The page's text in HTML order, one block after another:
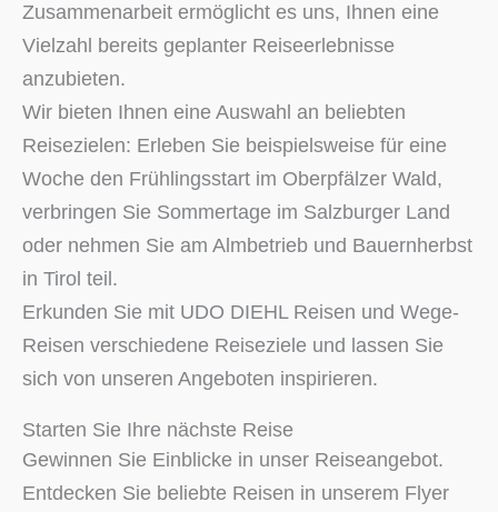
Zusammenarbeit ermöglicht es uns, Ihnen eine
Vielzahl bereits geplanter Reiseerlebnisse
anzubieten.
Wir bieten Ihnen eine Auswahl an beliebten
Reisezielen: Erleben Sie beispielsweise für eine
Woche den Frühlingsstart im Oberpfälzer Wald,
verbringen Sie Sommertage im Salzburger Land
oder nehmen Sie am Almbetrieb und Bauernherbst
in Tirol teil.
Erkunden Sie mit UDO DIEHL Reisen und Wege-
Reisen verschiedene Reiseziele und lassen Sie
sich von unseren Angeboten inspirieren.
Starten Sie Ihre nächste Reise
Gewinnen Sie Einblicke in unser Reiseangebot.
Entdecken Sie beliebte Reisen in unserem Flyer